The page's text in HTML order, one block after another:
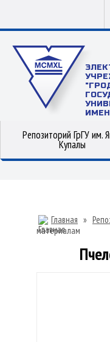
Репозиторий ГрГУ им.
Купалы
Главная »
материалам